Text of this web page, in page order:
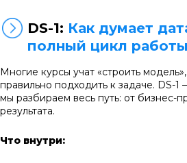
DS-1: Как думает
полный цикл
Многие курсы учат «строить
правильно подходить к задаче. DS-
мы разбираем весь путь: от бизнес-
результата.
Что внутри: